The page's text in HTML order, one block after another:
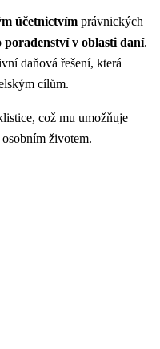
účetnictvím právnických
v oblasti daní.
daňová řešení, která
cílům.
což mu umožňuje
životem.